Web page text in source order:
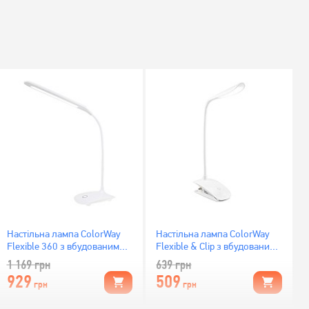
Настільна лампа ColorWay
Flexible 360 з вбудованим
акумулятором white (CW-
DL07FB-W)
1 169грн
929 грн
Настільна лампа ColorWay
Flexible & Clip з вбудованим
акумулятором White (CW-
DL04FCB-W)
639грн
509 грн